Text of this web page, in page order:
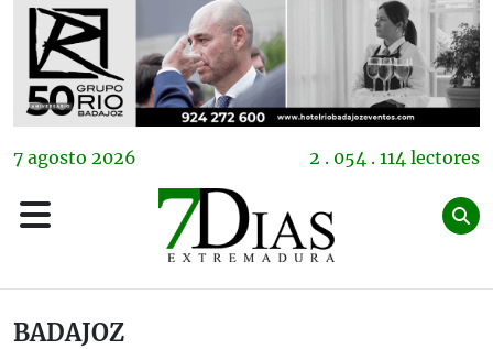
7 agosto 2026 2 . 054 . 114 lectores
BADAJOZ